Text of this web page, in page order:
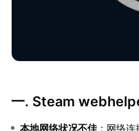
一. Steam
本地网络状况不佳 ：网络